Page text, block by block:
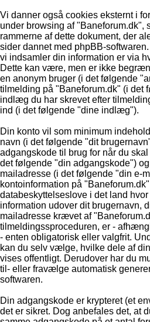
Vi danner også cookies eksternt i
under browsing af "Baneforum.dk",
rammerne af dette dokument, der
sider dannet med phpBB-
vi indsamler din information er via
Dette kan være, men er ikke
en anonym bruger (i det følgende
tilmelding på "Baneforum.dk" (i det
indlæg du har skrevet efter
ind (i det følgende "dine indlæg").
Din konto vil som minimum
navn (i det følgende "dit
adgangskode til brug for når du
det følgende "din adgangskode")
mailadresse (i det følgende "din e-
kontoinformation på
databeskyttelseslove i det land
information udover dit brugernavn,
mailadresse krævet af
tilmeldingssproceduren, er -
- enten obligatorisk eller valgfrit.
kan du selv vælge, hvilke dele af
vises offentligt. Derudover har du
til- eller fravælge automatisk
softwaren.
Din adgangskode er krypteret (et
det er sikret. Dog anbefales det, at